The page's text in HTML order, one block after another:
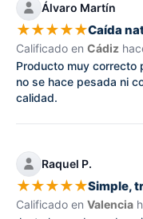
Álvaro Martín
★★★★★Caída
Calificado en Cádiz
Producto muy correcto
no se hace pesada ni
calidad.
Raquel P.
★★★★★Simple,
Calificado en Valencia